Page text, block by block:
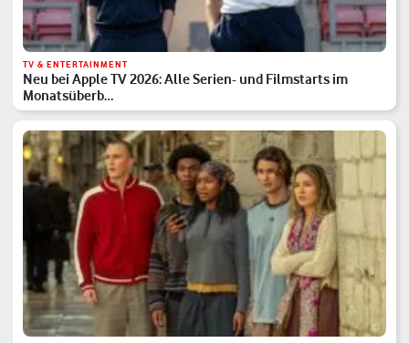
TV & ENTERTAINMENT
Neu bei Apple TV 2026: Alle Serien- und Filmstarts im
Monatsüberb…